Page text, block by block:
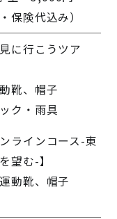
保険代込み）
に行こうツア
靴、帽子
ク・雨具
ラインコース-東
望む-】
動靴、帽子